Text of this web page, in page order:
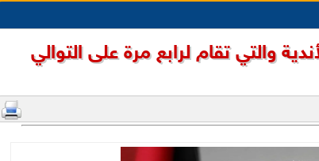
والتي تقام لرابع مرة على التوالي